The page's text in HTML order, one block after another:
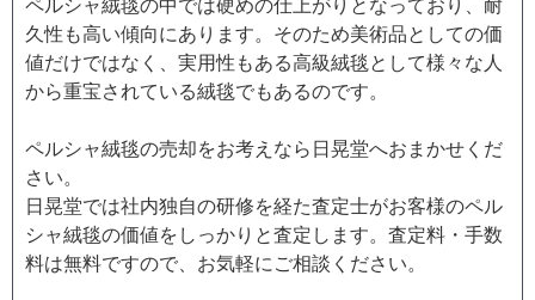
ペルシャ絨毯の中では硬めの仕上がりとなっており、耐
久性も高い傾向にあります。そのため美術品としての価
値だけではなく、実用性もある高級絨毯として様々な人
から重宝されている絨毯でもあるのです。
ペルシャ絨毯の売却をお考えなら日晃堂へおまかせくだ
さい。
日晃堂では社内独自の研修を経た査定士がお客様のペル
シャ絨毯の価値をしっかりと査定します。査定料・手数
料は無料ですので、お気軽にご相談ください。